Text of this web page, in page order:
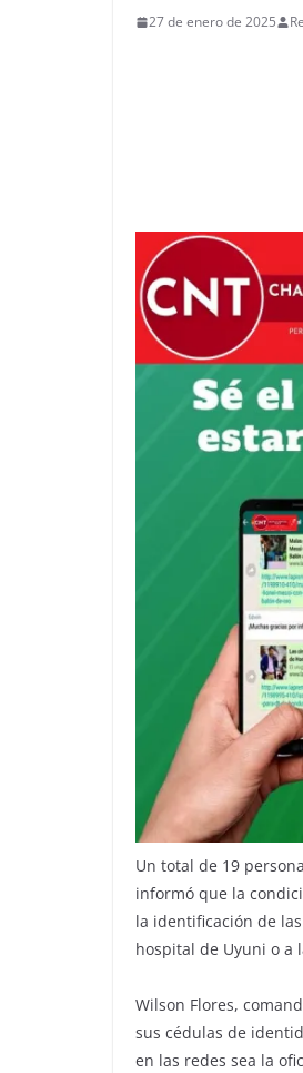
27 de enero de 2025
Un total de 19
informó que la
la identificación de
hospital de Uyuni o a
Wilson Flores,
sus cédulas de
en las redes sea la